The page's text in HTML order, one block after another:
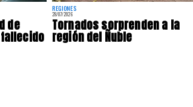
de
REGIONES
28/07/2026
Tornados sorprenden a la
región del Ñuble